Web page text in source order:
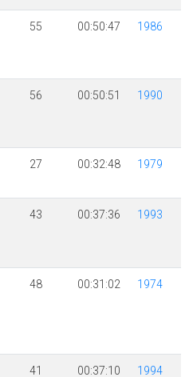
55 00:50:47 1986
56 00:50:51 1990
27 00:32:48 1979
43 00:37:36 1993
48 00:31:02 1974
41 00:37:10 1994